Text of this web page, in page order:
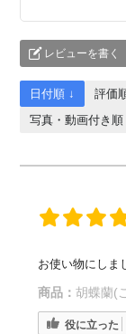
レビューを書く
日付順 ↓ 評価
写真・動画付き順
お使い物にしま
商品： 胡蝶蘭(
役に立った